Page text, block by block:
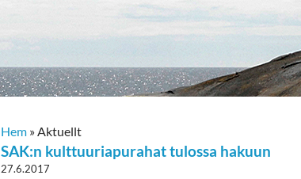
Hem »Aktuellt
SAK:n kulttuuriapurahat tulossa hakuun
27.6.2017